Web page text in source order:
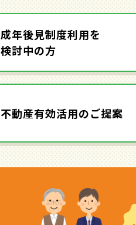
成年後見制度利用を
検討中の方
不動産有効活用のご提案